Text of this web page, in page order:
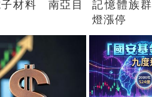
子材料 南亞目
記憶體族
燈漲停